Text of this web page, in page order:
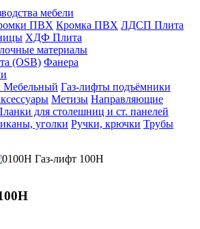
мебели
ПВХ Кромка ПВХ ЛДСП Плита
ХДФ Плита
материалы
(OSB) Фанера
Мебельный Газ-лифты подъёмники
Метизы Направляющие
для столешниц и ст. панелей
уголки Ручки, крючки Трубы